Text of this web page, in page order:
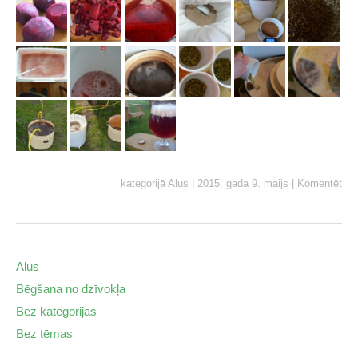
kategorijā Alus 2015. gada 9. maijs Komentēt
Alus
Bēgšana no dzīvokļa
Bez kategorijas
Bez tēmas